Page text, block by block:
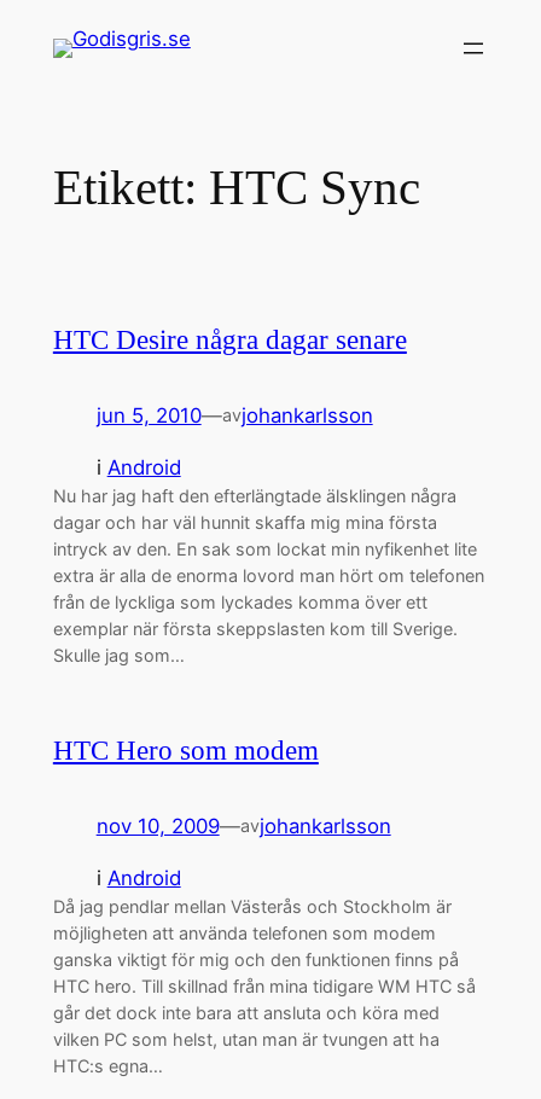
Etikett: HTC Sync
HTC Desire några dagar senare
jun 5, 2010—avjohankarlsson
i Android
Nu har jag haft den efterlängtade älsklingen några
dagar och har väl hunnit skaffa mig mina första
intryck av den. En sak som lockat min nyfikenhet lite
extra är alla de enorma lovord man hört om telefonen
från de lyckliga som lyckades komma över ett
exemplar när första skeppslasten kom till Sverige.
Skulle jag som…
HTC Hero som modem
nov 10, 2009—avjohankarlsson
i Android
Då jag pendlar mellan Västerås och Stockholm är
möjligheten att använda telefonen som modem
ganska viktigt för mig och den funktionen finns på
HTC hero. Till skillnad från mina tidigare WM HTC så
går det dock inte bara att ansluta och köra med
vilken PC som helst, utan man är tvungen att ha
HTC:s egna…